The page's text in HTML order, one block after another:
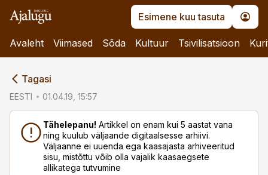
Esimene kuu tasuta
Avaleht Viimased Sõda Kultuur Tsivilisatsioon
Tagasi
EESTI 01.04.19, 15:57
Tähelepanu! Artikkel on enam kui 5 aastat vana
ning kuulub väljaande digitaalsesse arhiivi.
Väljaanne ei uuenda ega kaasajasta arhiveeritud
sisu, mistõttu võib olla vajalik kaasaegsete
allikatega tutvumine